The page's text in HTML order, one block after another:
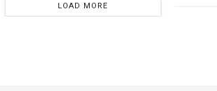
LOAD MORE